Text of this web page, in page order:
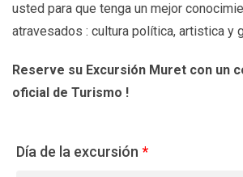
usted para que tenga un mejor
atravesados : cultura política, artistica y
Reserve su Excursión Muret con un
oficial de Turismo !
Día de la excursión *